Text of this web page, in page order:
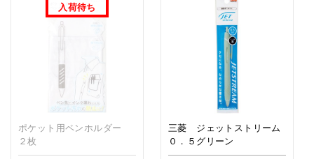
ポケット用ペンホルダー
２枚
三菱 ジェットストリーム
０．５グリーン